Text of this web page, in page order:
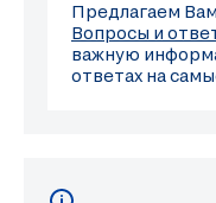
Предлагаем
Вопросы и
важную
ответах на